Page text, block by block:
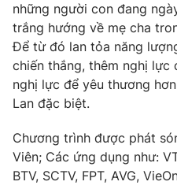
Photo
Video
VTV Money
VTV Sức khoẻ
những người con đang
trắng hướng về mẹ cha
Để từ đó lan tỏa năng
chiến thắng, thêm nghị lực
nghị lực để yêu thương
Lan đặc biệt.
Chương trình được phát
Viên; Các ứng dụng như:
BTV, SCTV, FPT, AVG,